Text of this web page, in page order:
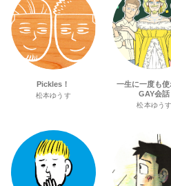
Pickles！
松本ゆうす
一生に一度も
GAY会話
松本ゆうす